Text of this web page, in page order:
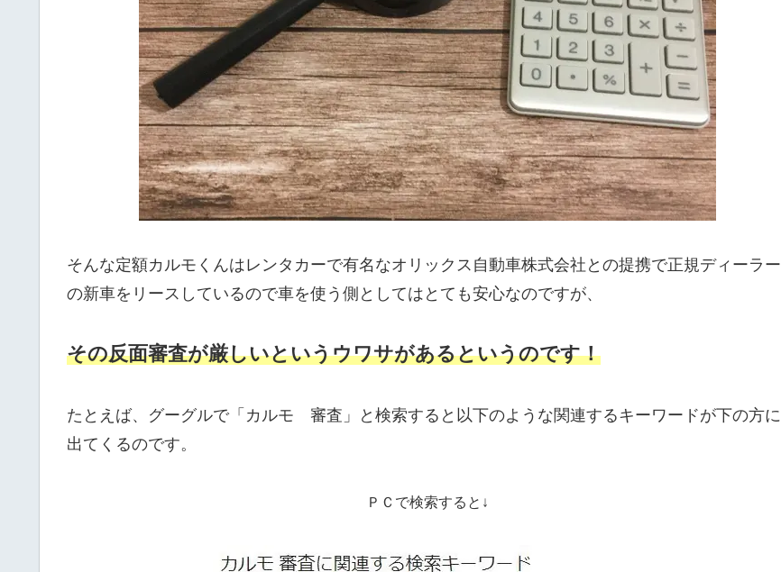
そんな定額カルモくんはレンタカーで有名なオリックス自動車株式会社との提携で正規ディーラー
の新車をリースしているので車を使う側としてはとても安心なのですが、
その反面審査が厳しいというウワサがあるというのです！
たとえば、グーグルで「カルモ 審査」と検索すると以下のような関連するキーワードが下の方に
出てくるのです。
ＰＣで検索すると↓